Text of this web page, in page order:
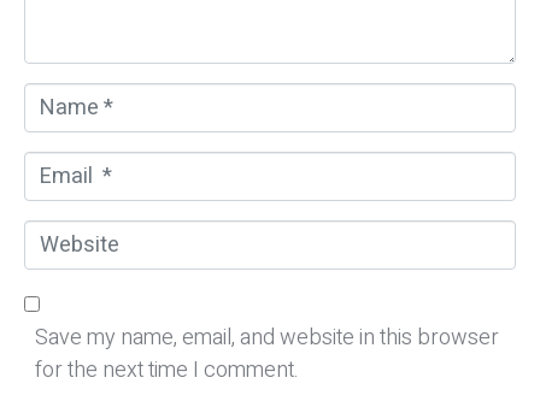
a
m
e
*
m
a
i
l
W
e
b
Save my name, email, and website in this browser
for the next time I comment.